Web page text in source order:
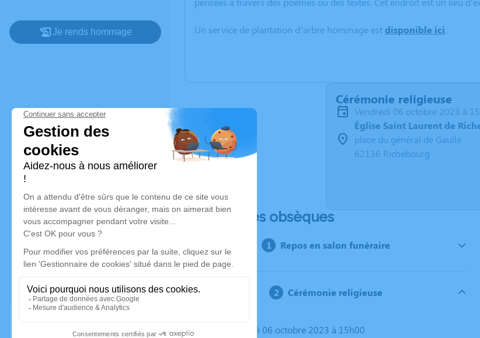
Je rends hommage Un service de plantation d’arbre hommage est disponible ici.
Cérémonie religieuse
vendredi 06 octobre 2023 à
Église Saint Laurent de
place du général de Gaulle
62136 Richebourg
Déroulé des obsèques
Repos en salon funéraire
Cérémonie religieuse
Le vendredi 06 octobre 2023 à 15h00